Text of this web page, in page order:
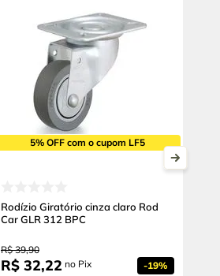
5% OFF com o cupom LF5
Rodízio Giratório cinza claro Rod
Car GLR 312 BPC
R$ 39,90
R$ 32,22 no Pix -19%